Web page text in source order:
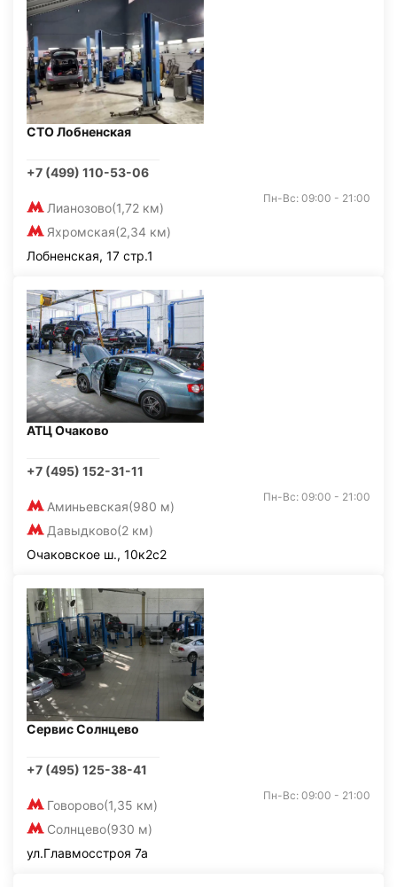
СТО Лобненская
+7 (499) 110-53-06
Лианозово(1,72 км)
Яхромская(2,34 км)
Пн-Вс: 09:00 - 21:00
Лобненская, 17 стр.1
АТЦ Очаково
+7 (495) 152-31-11
Аминьевская(980 м)
Давыдково(2 км)
Пн-Вс: 09:00 - 21:00
Очаковское ш., 10к2с2
Сервис Солнцево
+7 (495) 125-38-41
Говорово(1,35 км)
Солнцево(930 м)
Пн-Вс: 09:00 - 21:00
ул.Главмосстроя 7а